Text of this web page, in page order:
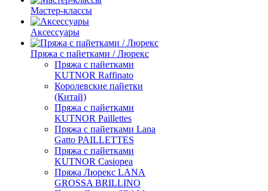
Мастер-классы
Аксессуары
Пряжа с пайетками / Люрекс
Пряжа с пайетками
KUTNOR Raffinato
Королевские пайетки
(Китай)
Пряжа с пайетками
KUTNOR Paillettes
Пряжа с пайетками Lana
Gatto PAILLETTES
Пряжа с пайетками
KUTNOR Casiopea
Пряжа Люрекс LANA
GROSSA BRILLINO